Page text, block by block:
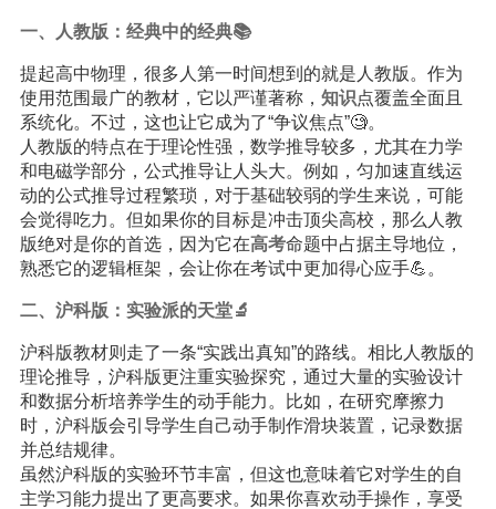
一、人教版：经典中的经典📚
提起高中物理，很多人第一时间想到的就是人教版。作为
使用范围最广的教材，它以严谨著称， 知识点覆盖全面且
系统化。不过，这也让它成为了“争议焦点”🧐。
人教版的特点在于理论性强，数学推导较多，尤其在力学
和电磁学部分，公式推导让人头大。例如，匀加速直线运
动的公式推导过程繁琐，对于基础较弱的学生来说，可能
会觉得吃力。但如果你的目标是冲击顶尖高校，那么人教
版绝对是你的首选，因为它在高考命题中占据主导地位，
熟悉它的逻辑框架，会让你在考试中更加得心应手💪。
二、沪科版：实验派的天堂🔬
沪科版教材则走了一条“实践出真知”的路线。相比人教版的
理论推导，沪科版更注重实验探究，通过大量的实验设计
和数据分析培养学生的动手能力。比如，在研究摩擦力
时，沪科版会引导学生自己动手制作滑块装置，记录数据
并总结规律。
虽然沪科版的实验环节丰富，但这也意味着它对学生的自
主学习能力提出了更高要求。如果你喜欢动手操作，享受